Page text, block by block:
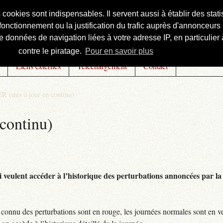
sont indispensables. Il servent aussi à établir des
ou la justification du trafic auprès
de navigation liées à votre adresse IP, en
contre le piratage. Pour en savoir plus
Liens externes Téléchargement Contact
(mis à jour en continu)
accéder à l’historique des perturbations annoncées par
des perturbations sont en rouge, les journées normales sont en